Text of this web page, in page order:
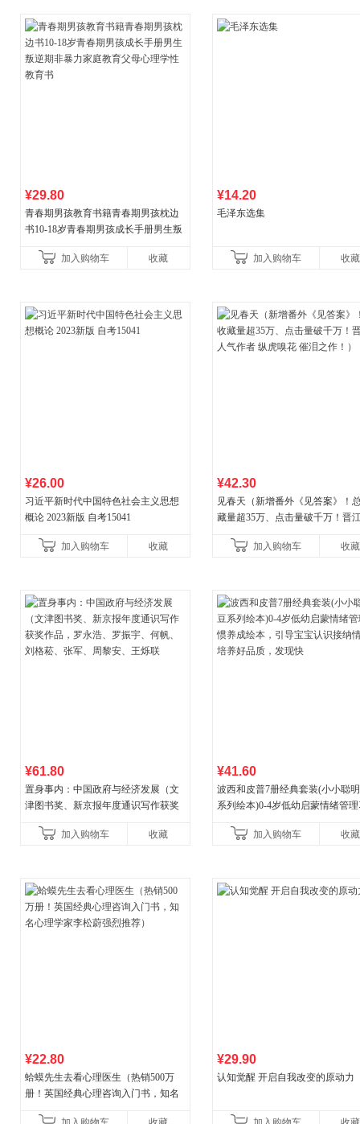
¥29.80
青春期男孩教育书籍青春期男孩枕边
书10-18岁青春期男孩成长手册男生叛
育书
加入购物车 收藏
¥14.20
毛泽东选集
加入购物车 收藏
¥26.00
习近平新时代中国特色社会主义思想
概论 2023新版 自考15041
加入购物车 收藏
¥42.30
见春天（新增番外《见答案》！
藏量超35万、点击量破千万！晋
加入购物车
收藏
¥61.80
置身事内：中国政府与经济发展（文
津图书奖、新京报年度通识写作获奖
菘、张军、周黎安、王烁联
加入购物车 收藏
¥41.60
波西和皮普7册经典套装(小小聪
系列绘本)0-4岁低幼启蒙情绪管
养好品质，发现快
加入购物车 收藏
¥22.80
蛤蟆先生去看心理医生（热销500万
册！英国经典心理咨询入门书，知名
¥29.90
认知觉醒 开启自我改变的原动力